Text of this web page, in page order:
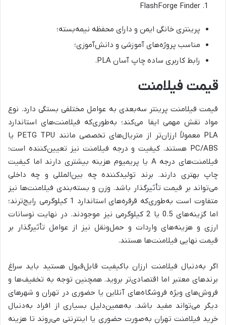
FlashForge Finder
پرینتری خانگی ایمن و دارای محفظه نیمه‌بسته؛
مناسب پروژه‌های آموزشی و دانش‌آموزی؛
رابط کاربری ساده چاپ آسان PLA.
قیمت فیلامنت
قیمت فیلامنت پرینتر سه‌بعدی به عوامل مختلفی بستگی دارد. نوع
مواد نقش مهمی ایفا می‌کند؛ به‌طوری‌که فیلامنت‌های استاندارد
PLA معمولاً ارزان‌تر از متریال‌های تخصصی مانند PETG TPU یا
PC/ABS هستند. کیفیت و درجه فیلامنت نیز تعیین‌کننده است؛
فیلامنت‌های درجه A یا پریمیوم هزینه بیشتری دارند اما کیفیت
چاپ بهتری دارند. برند تولیدکننده چه بین‌المللی و چه داخلی
می‌تواند بر قیمت تأثیرگذار باشد. وزن و بسته‌بندی فیلامنت‌ها نیز
متفاوت است به‌طوری‌که قرقره‌های استاندارد 1 کیلوگرمی رایج‌ترند؛
اما گزینه‌های 0.5 یا 2 کیلوگرمی نیز موجودند. در نهایت نوسانات
ارزی و هزینه‌های واردات و حمل‌ونقل نیز از عوامل تأثیرگذار بر
قیمت نهایی فیلامنت‌ها هستند.
اگر به‌دنبال فیلامنت ارزان باکیفیت قابل‌قبول هستید باید سراغ
برندهای معتبر اما اقتصادی‌تر بروید. همچنین توجه به تخفیف‌ها و
فروش‌های ویژه فروشگاه‌های آنلاین یا حضوری در تهران و شهرهای
دیگر می‌تواند مفید باشد. به‌همین‌دلیل بسیاری از افراد به‌دنبال
خرید فیلامنت تهران به‌صورت حضوری یا اینترنتی می‌روند تا هزینه